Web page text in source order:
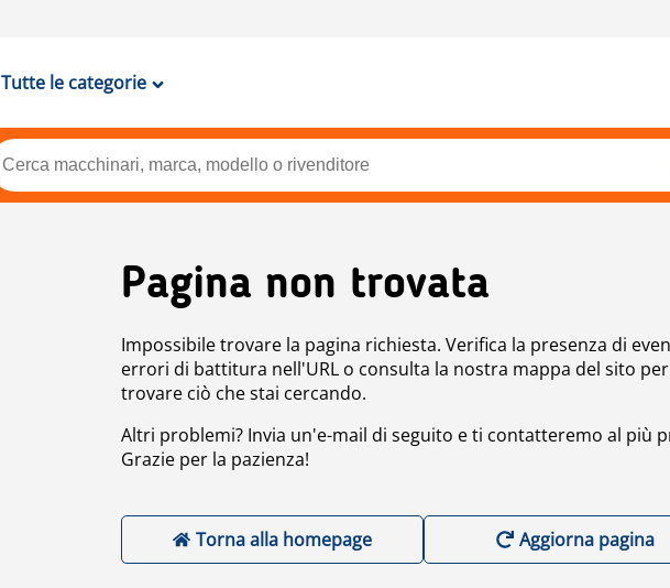
Tutte le categorie
Pagina non trovata
Impossibile trovare la pagina richiesta. Verifica la presenza di
errori di battitura nell'URL o consulta la nostra mappa del sito per
trovare ciò che stai cercando.
Altri problemi? Invia un'e-mail di seguito e ti contatteremo al più
Grazie per la pazienza!
Torna alla homepage Aggiorna pagina